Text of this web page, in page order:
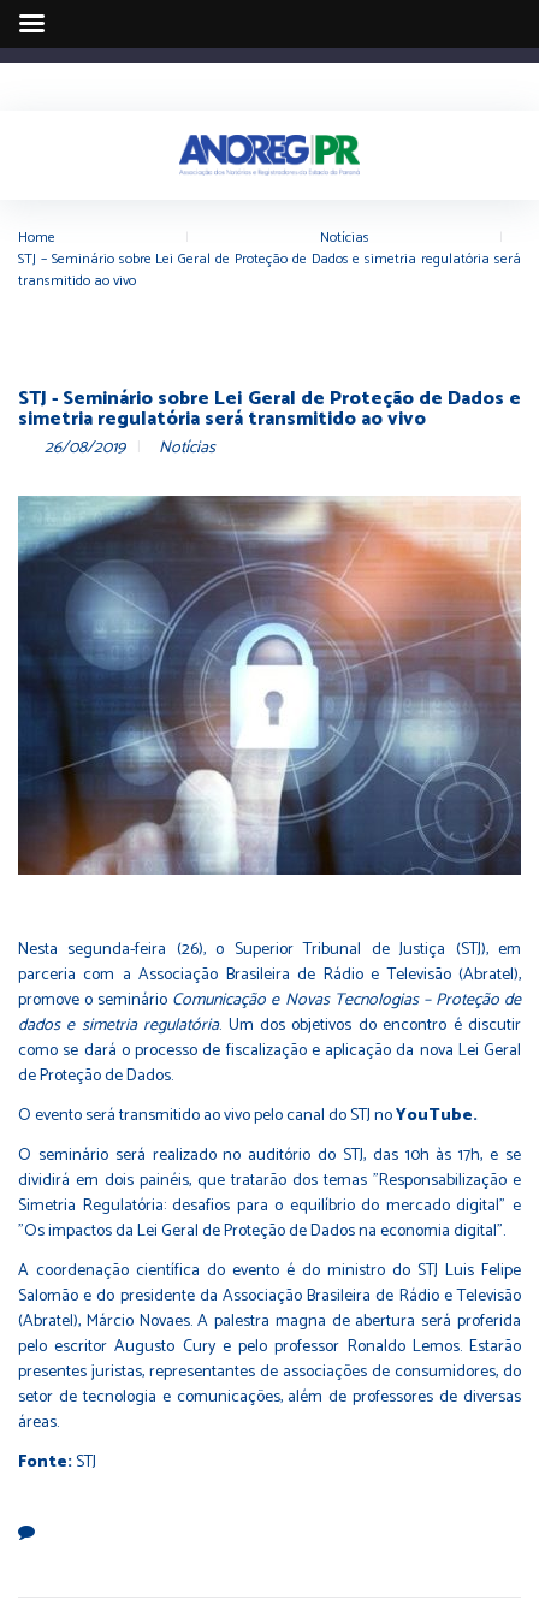
Home Notícias
STJ – Seminário sobre Lei Geral de Proteção de Dados e simetria regulatória será
transmitido ao vivo
STJ - Seminário sobre Lei Geral de Proteção de Dados e
simetria regulatória será transmitido ao vivo
26/08/2019 Notícias
Nesta segunda-feira (26), o Superior Tribunal de Justiça (STJ), em
parceria com a Associação Brasileira de Rádio e Televisão (Abratel),
promove o seminário Comunicação e Novas Tecnologias – Proteção de
dados e simetria regulatória. Um dos objetivos do encontro é discutir
como se dará o processo de fiscalização e aplicação da nova Lei Geral
de Proteção de Dados.
O evento será transmitido ao vivo pelo canal do STJ noYouTube.
O seminário será realizado no auditório do STJ, das 10h às 17h, e se
dividirá em dois painéis, que tratarão dos temas "Responsabilização e
Simetria Regulatória: desafios para o equilíbrio do mercado digital" e
"Os impactos da Lei Geral de Proteção de Dados na economia digital".
A coordenação científica do evento é do ministro do STJ Luis Felipe
Salomão e do presidente da Associação Brasileira de Rádio e Televisão
(Abratel), Márcio Novaes. A palestra magna de abertura será proferida
pelo escritor Augusto Cury e pelo professor Ronaldo Lemos. Estarão
presentes juristas, representantes de associações de consumidores, do
setor de tecnologia e comunicações, além de professores de diversas
áreas.
Fonte:STJ